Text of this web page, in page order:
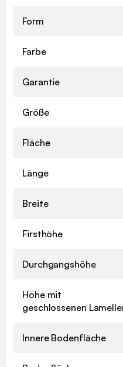
Form
Farbe
Garantie
Größe
Fläche
Länge
Breite
Firsthöhe
Durchgangshöhe
Höhe mit
geschlossenen
Innere Bodenfläche